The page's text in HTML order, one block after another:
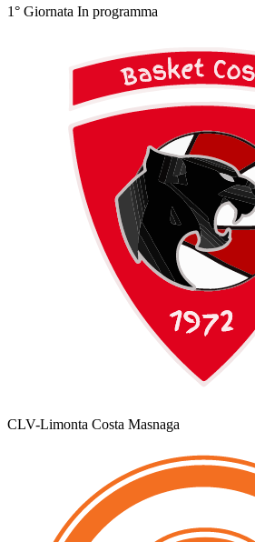
1° Giornata In programma
CLV-Limonta Costa Masnaga